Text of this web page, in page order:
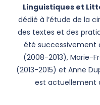
Linguistiques et
dédié à l’étude de la
des textes et des
été successivement
(2008-2013), Marie-
(2013-2015) et Anne
est actuellement